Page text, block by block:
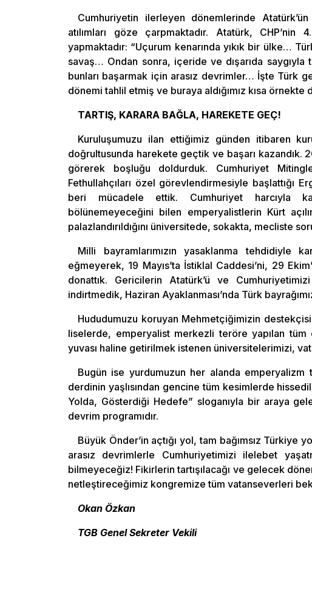
Cumhuriyetin ilerleyen dönemlerinde
atılımları göze çarpmaktadır. Atatürk, CHP’nin
yapmaktadır: “Uçurum kenarında yıkık bir ülke…
savaş… Ondan sonra, içeride ve dışarıda
bunları başarmak için arasız devrimler… İşte Türk
dönemi tahlil etmiş ve buraya aldığımız kısa
TARTIŞ, KARARA BAĞLA, HAREKETE GEÇ!
Kuruluşumuzu ilan ettiğimiz günden itibaren
doğrultusunda harekete geçtik ve başarı kazandık.
görerek boşluğu doldurduk. Cumhuriyet
Fethullahçıları özel görevlendirmesiyle başlattığı
beri mücadele ettik. Cumhuriyet harcıyla
bölünemeyeceğini bilen emperyalistlerin Kürt
palazlandırıldığını üniversitede, sokakta, mecliste
Milli bayramlarımızın yasaklanma tehdidiyle
eğmeyerek, 19 Mayıs’ta İstiklal Caddesi’ni, 29
donattık. Gericilerin Atatürk’ü ve
indirtmedik, Haziran Ayaklanması’nda Türk
Hududumuzu koruyan Mehmetçiğimizin
liselerde, emperyalist merkezli teröre yapılan
yuvası haline getirilmek istenen üniversitelerimizi,
Bugün ise yurdumuzun her alanda emperyalizm
derdinin yaşlısından gencine tüm kesimlerde
Yolda, Gösterdiği Hedefe” sloganıyla bir araya
devrim programıdır.
Büyük Önder’in açtığı yol, tam bağımsız Türkiye
arasız devrimlerle Cumhuriyetimizi ilelebet
bilmeyeceğiz! Fikirlerin tartışılacağı ve gelecek
netleştireceğimiz kongremize tüm vatanseverleri
Okan Özkan
TGB Genel Sekreter Vekili